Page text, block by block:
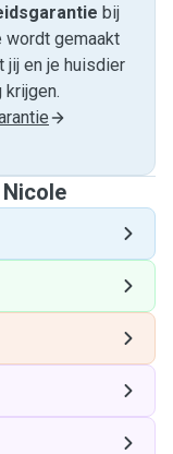
bij
wordt gemaakt
jij en je huisdier